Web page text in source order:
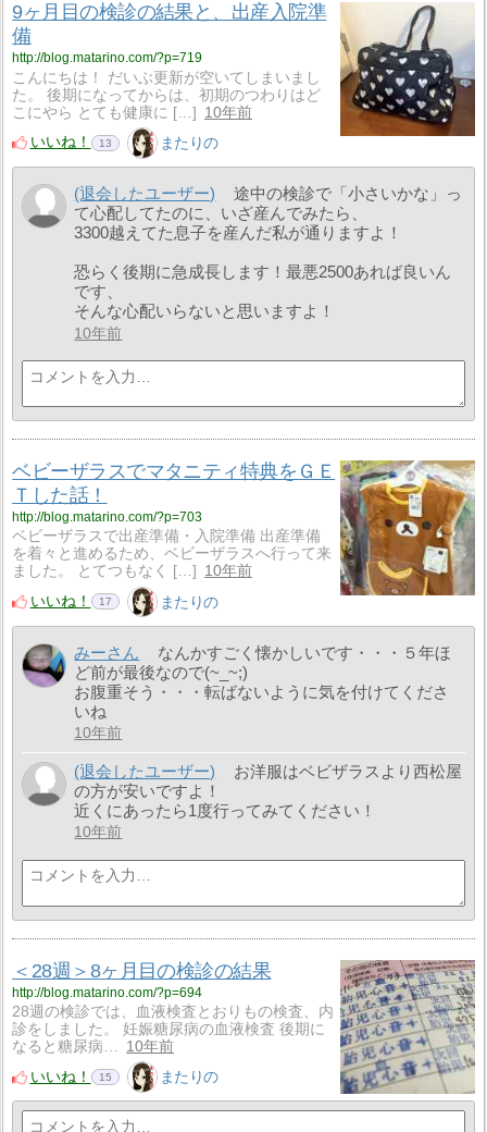
9ヶ月目の検診の結果と、出産入院準
備
http://blog.matarino.com/?p=719
こんにちは！ だいぶ更新が空いてしまいまし
た。 後期になってからは、初期のつわりはど
こにやら とても健康に […] 10年前
いいね！
13 またりの
(退会したユーザー)
途中の検診で「小さいかな」っ
て心配してたのに、いざ産んでみたら、
3300越えてた息子を産んだ私が通りますよ！
恐らく後期に急成長します！最悪2500あれば良いん
です、
そんな心配いらないと思いますよ！
10年前
ベビーザラスでマタニティ特典をＧＥ
Ｔした話！
http://blog.matarino.com/?p=703
ベビーザラスで出産準備・入院準備 出産準備
を着々と進めるため、ベビーザラスへ行って来
ました。 とてつもなく […]
10年前
いいね！
17 またりの
みーさん
なんかすごく懐かしいです・・・５年ほ
ど前が最後なので(~_~;)
お腹重そう・・・転ばないように気を付けてくださ
いね
10年前
(退会したユーザー)
お洋服はベビザラスより西松屋
の方が安いですよ！
近くにあったら1度行ってみてください！
10年前
＜28週＞8ヶ月目の検診の結果
http://blog.matarino.com/?p=694
28週の検診では、血液検査とおりもの検査、内
診をしました。 妊娠糖尿病の血液検査 後期に
なると糖尿病…
10年前
いいね！
15 またりの